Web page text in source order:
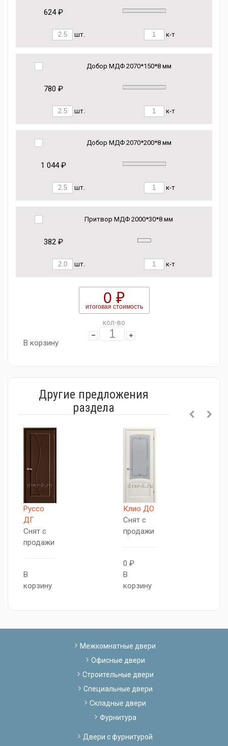
624 ₽
шт. к-т
Добор МДФ 2070*150*8 мм
780 ₽
шт. к-т
Добор МДФ 2070*200*8 мм
1 044 ₽
шт. к-т
Притвор МДФ 2000*30*8 мм
382 ₽
шт. к-т
0 ₽
итоговая стоимость
кол-во
В корзину
Другие предложения
раздела
Руссо
ДГ
Снят с
продажи
В
корзину
Клио ДО
Снят с
продажи
0 ₽
В
корзину
Межкомнатные двери
Офисные двери
Строительные двери
Специальные двери
Складные двери
Фурнитура
Двери с фурнитурой